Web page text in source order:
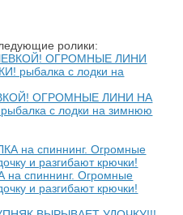
ролики:
ОГРОМНЫЕ ЛИНИ НА
с лодки на зимнюю
спиннинг. Огромные
и разгибают крючки!